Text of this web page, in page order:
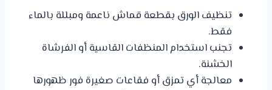
تنظيف الورق بقطعة قماش ناعمة ومبللة بالماء
فقط.
تجنب استخدام المنظفات القاسية أو الفرشاة
الخشنة.
معالجة أي تمزق أو فقاعات صغيرة فور ظهورها